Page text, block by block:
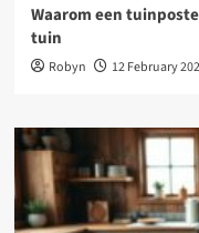
Waarom een
tuin
Robyn 12 February